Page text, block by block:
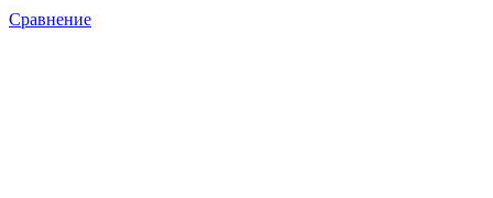
Сравнение